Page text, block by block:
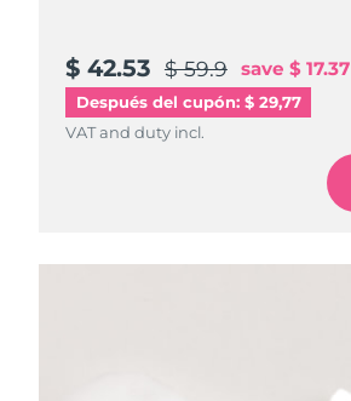
$ 42.53 $ 59.9 save $ 17.37
Después del cupón: $ 29,77
VAT and duty incl.